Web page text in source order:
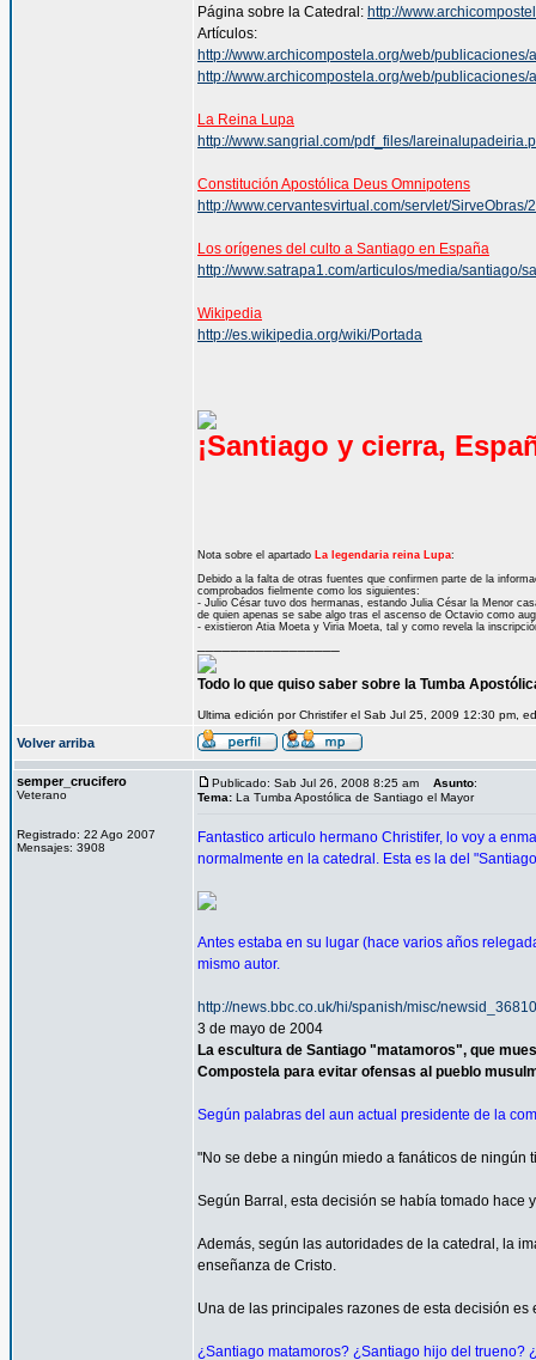
Página sobre la Catedral: http://
Artículos:
http://www.archicompostela.org/web/
http://www.archicompostela.org/web/
La Reina Lupa
http://www.sangrial.com/pdf_files/
Constitución Apostólica Deus Omnipotens
http://www.cervantesvirtual.com/servlet/
Los orígenes del culto a Santiago en España
http://www.satrapa1.com/articulos/media/santiago/
Wikipedia
http://es.wikipedia.org/wiki/Portada
¡Santiago y cierra,
Nota sobre el apartado La legendaria reina Lupa:
Debido a la falta de otras fuentes que confirmen parte de la
comprobados fielmente como los siguientes:
- Julio César tuvo dos hermanas, estando Julia César la Menor
de quien apenas se sabe algo tras el ascenso de Octavio como
- existieron Atia Moeta y Viria Moeta, tal y como revela la
Todo lo que quiso saber sobre la Tumba
Ultima edición por Christifer el Sab Jul 25, 2009 12:30 pm,
Volver arriba
semper_crucifero
Veterano
Registrado: 22 Ago 2007
Mensajes: 3908
Publicado: Sab Jul 26, 2008 8:25 am Asunto:
Tema: La Tumba Apostólica de Santiago el Mayor
Fantastico articulo hermano Christifer, lo voy a
normalmente en la catedral. Esta es la del
Antes estaba en su lugar (hace varios años
mismo autor.
http://news.bbc.co.uk/hi/spanish/misc/
3 de mayo de 2004
La escultura de Santiago "matamoros", que
Compostela para evitar ofensas al pueblo
Según palabras del aun actual presidente de la
"No se debe a ningún miedo a fanáticos de ningún
Según Barral, esta decisión se había tomado hace
Además, según las autoridades de la catedral, la
enseñanza de Cristo.
Una de las principales razones de esta decisión
¿Santiago matamoros? ¿Santiago hijo del trueno?